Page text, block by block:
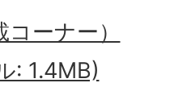
ーナー）
: 1.4MB)